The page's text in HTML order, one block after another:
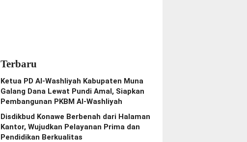
Terbaru
Ketua PD Al-Washliyah Kabupaten Muna
Galang Dana Lewat Pundi Amal, Siapkan
Pembangunan PKBM Al-Washliyah
Disdikbud Konawe Berbenah dari Halaman
Kantor, Wujudkan Pelayanan Prima dan
Pendidikan Berkualitas